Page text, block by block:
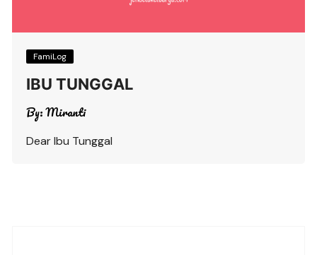
FamiLog
IBU TUNGGAL
By:Miranti
Dear Ibu Tunggal